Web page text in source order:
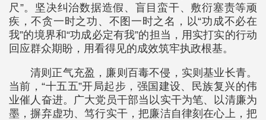
尺”。坚决纠治数据造假、盲目蛮干、敷衍塞责等顽
疾，不贪一时之功、不图一时之名，以“功成不必在
我”的境界和“功成必定有我”的担当，用实打实的行动
回应群众期盼，用看得见的成效筑牢执政根基。
清则正气充盈，廉则百毒不侵，实则基业长青。
当前，“十五五”开局起步，强国建设、民族复兴的伟
业催人奋进。广大党员干部当以实干为笔、以清廉为
墨，摒弃虚功、笃行实干，把廉洁自律刻在心上，把